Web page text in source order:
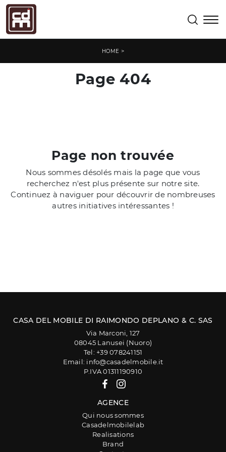
HOME >
Page 404
Page non trouvée
Nous sommes désolés mais la page que vous
recherchez n'est plus présente sur notre site.
Continuez à naviguer pour découvrir de nombreuses
autres initiatives intéressantes !
CASA DEL MOBILE DI RAIMONDO DEPLANO & C. SAS
Via Marconi, 127
08045 Lanusei (Nuoro)
Tel: +39 078241151
Email: info@casadelmobile.it
P.IVA 01311190910
AGENCE
Qui nous sommes
Casadelmobilelab
Realisations
Brand